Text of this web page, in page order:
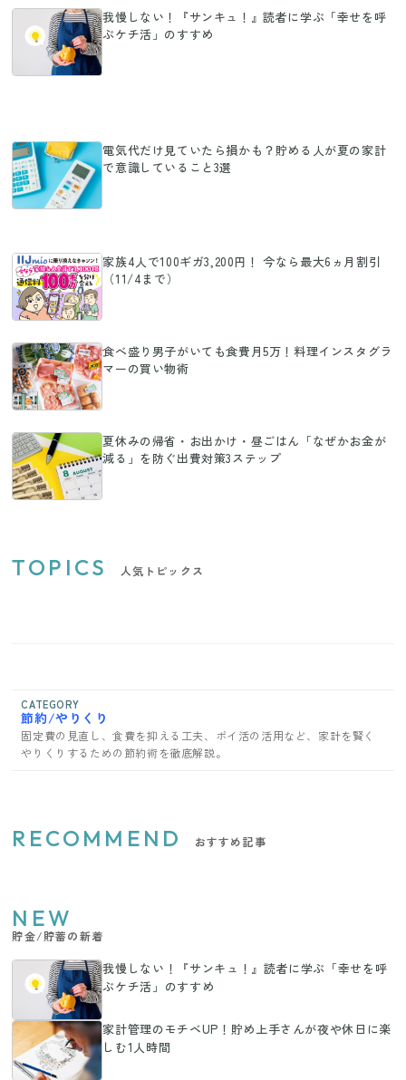
我慢しない！『サンキュ！』読者に学ぶ「幸せを呼
ぶケチ活」のすすめ
電気代だけ見ていたら損かも？貯める人が夏の家計
で意識していること3選
家族4人で100ギガ3,200円！ 今なら最大6ヵ月割引
（11/4まで）
食べ盛り男子がいても食費月5万！料理インスタグラ
マーの買い物術
夏休みの帰省・お出かけ・昼ごはん「なぜかお金が
減る」を防ぐ出費対策3ステップ
TOPICS 人気トピックス
CATEGORY
節約/やりくり
固定費の見直し、食費を抑える工夫、ポイ活の活用など、家計を賢く
やりくりするための節約術を徹底解説。
RECOMMEND おすすめ記事
NEW
貯金/貯蓄の新着
我慢しない！『サンキュ！』読者に学ぶ「幸せを呼
ぶケチ活」のすすめ
家計管理のモチベUP！貯め上手さんが夜や休日に楽
しむ1人時間